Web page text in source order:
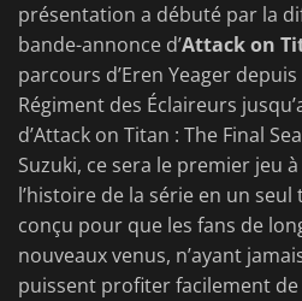
présentation a débuté par la
bande-annonce d’Attackon
parcours d’Eren Yeager
Régiment des Éclaireurs
d’Attack on Titan : The Final
Suzuki, ce sera le premier jeu
l’histoire de la série en un
conçu pour que les fans de
nouveaux venus, n’ayant
puissent profiter facilement de